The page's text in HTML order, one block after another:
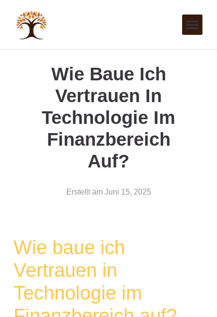
Wie Baue Ich
Vertrauen In
Technologie Im
Finanzbereich
Auf?
Erstellt am Juni 15, 2025
Wie baue ich
Vertrauen in
Technologie im